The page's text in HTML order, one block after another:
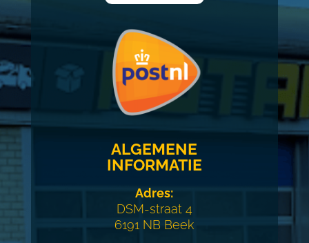
ALGEMENE
INFORMATIE
Adres:
DSM-straat 4
6191 NB Beek